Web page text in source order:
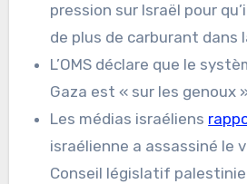
pression sur Israël pour
de plus de carburant dans
L’OMS déclare que le
Gaza est « sur les genoux
Les médias israéliens
israélienne a assassiné le
Conseil législatif